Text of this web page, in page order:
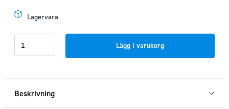
Lagervara
FH
24+
Lägg i varukorg
Beskrivning